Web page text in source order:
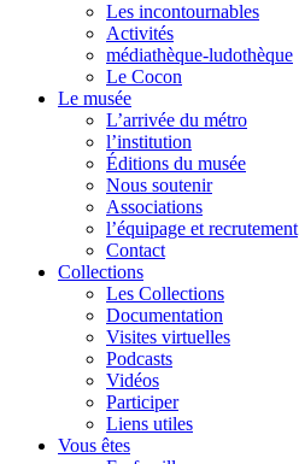
Les incontournables
Activités
médiathèque-ludothèque
Le Cocon
Le musée
L’arrivée du métro
l’institution
Éditions du musée
Nous soutenir
Associations
l’équipage et recrutement
Contact
Collections
Les Collections
Documentation
Visites virtuelles
Podcasts
Vidéos
Participer
Liens utiles
Vous êtes